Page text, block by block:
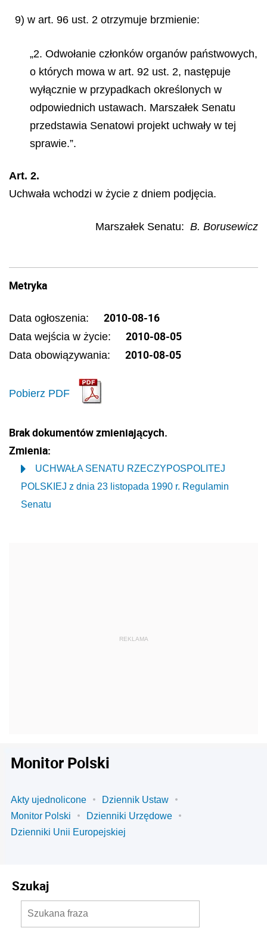
9) w art. 96 ust. 2 otrzymuje brzmienie:
„2. Odwołanie członków organów państwowych,
o których mowa w art. 92 ust. 2, następuje
wyłącznie w przypadkach określonych w
odpowiednich ustawach. Marszałek Senatu
przedstawia Senatowi projekt uchwały w tej
sprawie.”.
Art. 2.
Uchwała wchodzi w życie z dniem podjęcia.
Marszałek Senatu: B. Borusewicz
Metryka
Data ogłoszenia: 2010-08-16
Data wejścia w życie: 2010-08-05
Data obowiązywania: 2010-08-05
Pobierz PDF
Brak dokumentów zmieniających.
Zmienia:
UCHWAŁA SENATU RZECZYPOSPOLITEJ
POLSKIEJ z dnia 23 listopada 1990 r. Regulamin
Senatu
Monitor Polski
Akty ujednolicone
Dziennik Ustaw
Monitor Polski
Dzienniki Urzędowe
Dzienniki Unii Europejskiej
Szukaj